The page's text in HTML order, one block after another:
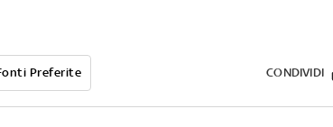
Preferite CONDIVIDI